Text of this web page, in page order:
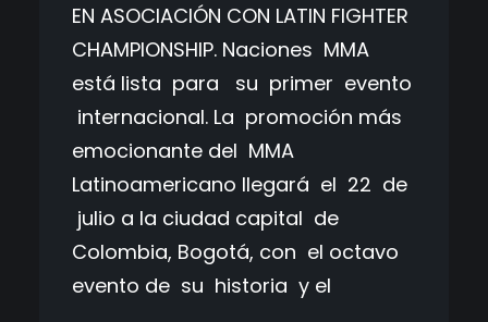
EN ASOCIACIÓN CON LATIN FIGHTER
CHAMPIONSHIP. Naciones MMA
está lista para su primer evento
internacional. La promoción más
emocionante del MMA
Latinoamericano llegará el 22 de
julio a la ciudad capital de
Colombia, Bogotá, con el octavo
evento de su historia y el